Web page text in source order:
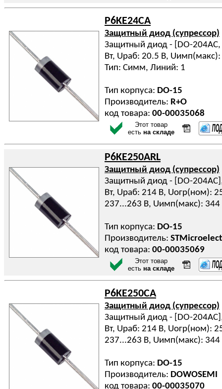
P6KE24CA
Защитный диод (супрессор)
Защитный диод - [DO-
Вт, Uраб: 20.5 В,
Тип: Симм, Линий: 1
Тип корпуса: DO-15
Производитель: R+O
код товара: 00-00035068
Этот товар
есть на складе
P6KE250ARL
Защитный диод (супрессор)
Защитный диод - [DO-
Вт, Uраб: 214 В, Uогр(ном):
237...263 В, Uимп(макс): 344
Тип корпуса: DO-15
Производитель:
код товара: 00-00035069
Этот товар
есть на складе
P6KE250CA
Защитный диод (супрессор)
Защитный диод - [DO-
Вт, Uраб: 214 В, Uогр(ном):
237...263 В, Uимп(макс): 344
Тип корпуса: DO-15
Производитель: DOWOSEMI
код товара: 00-00035070